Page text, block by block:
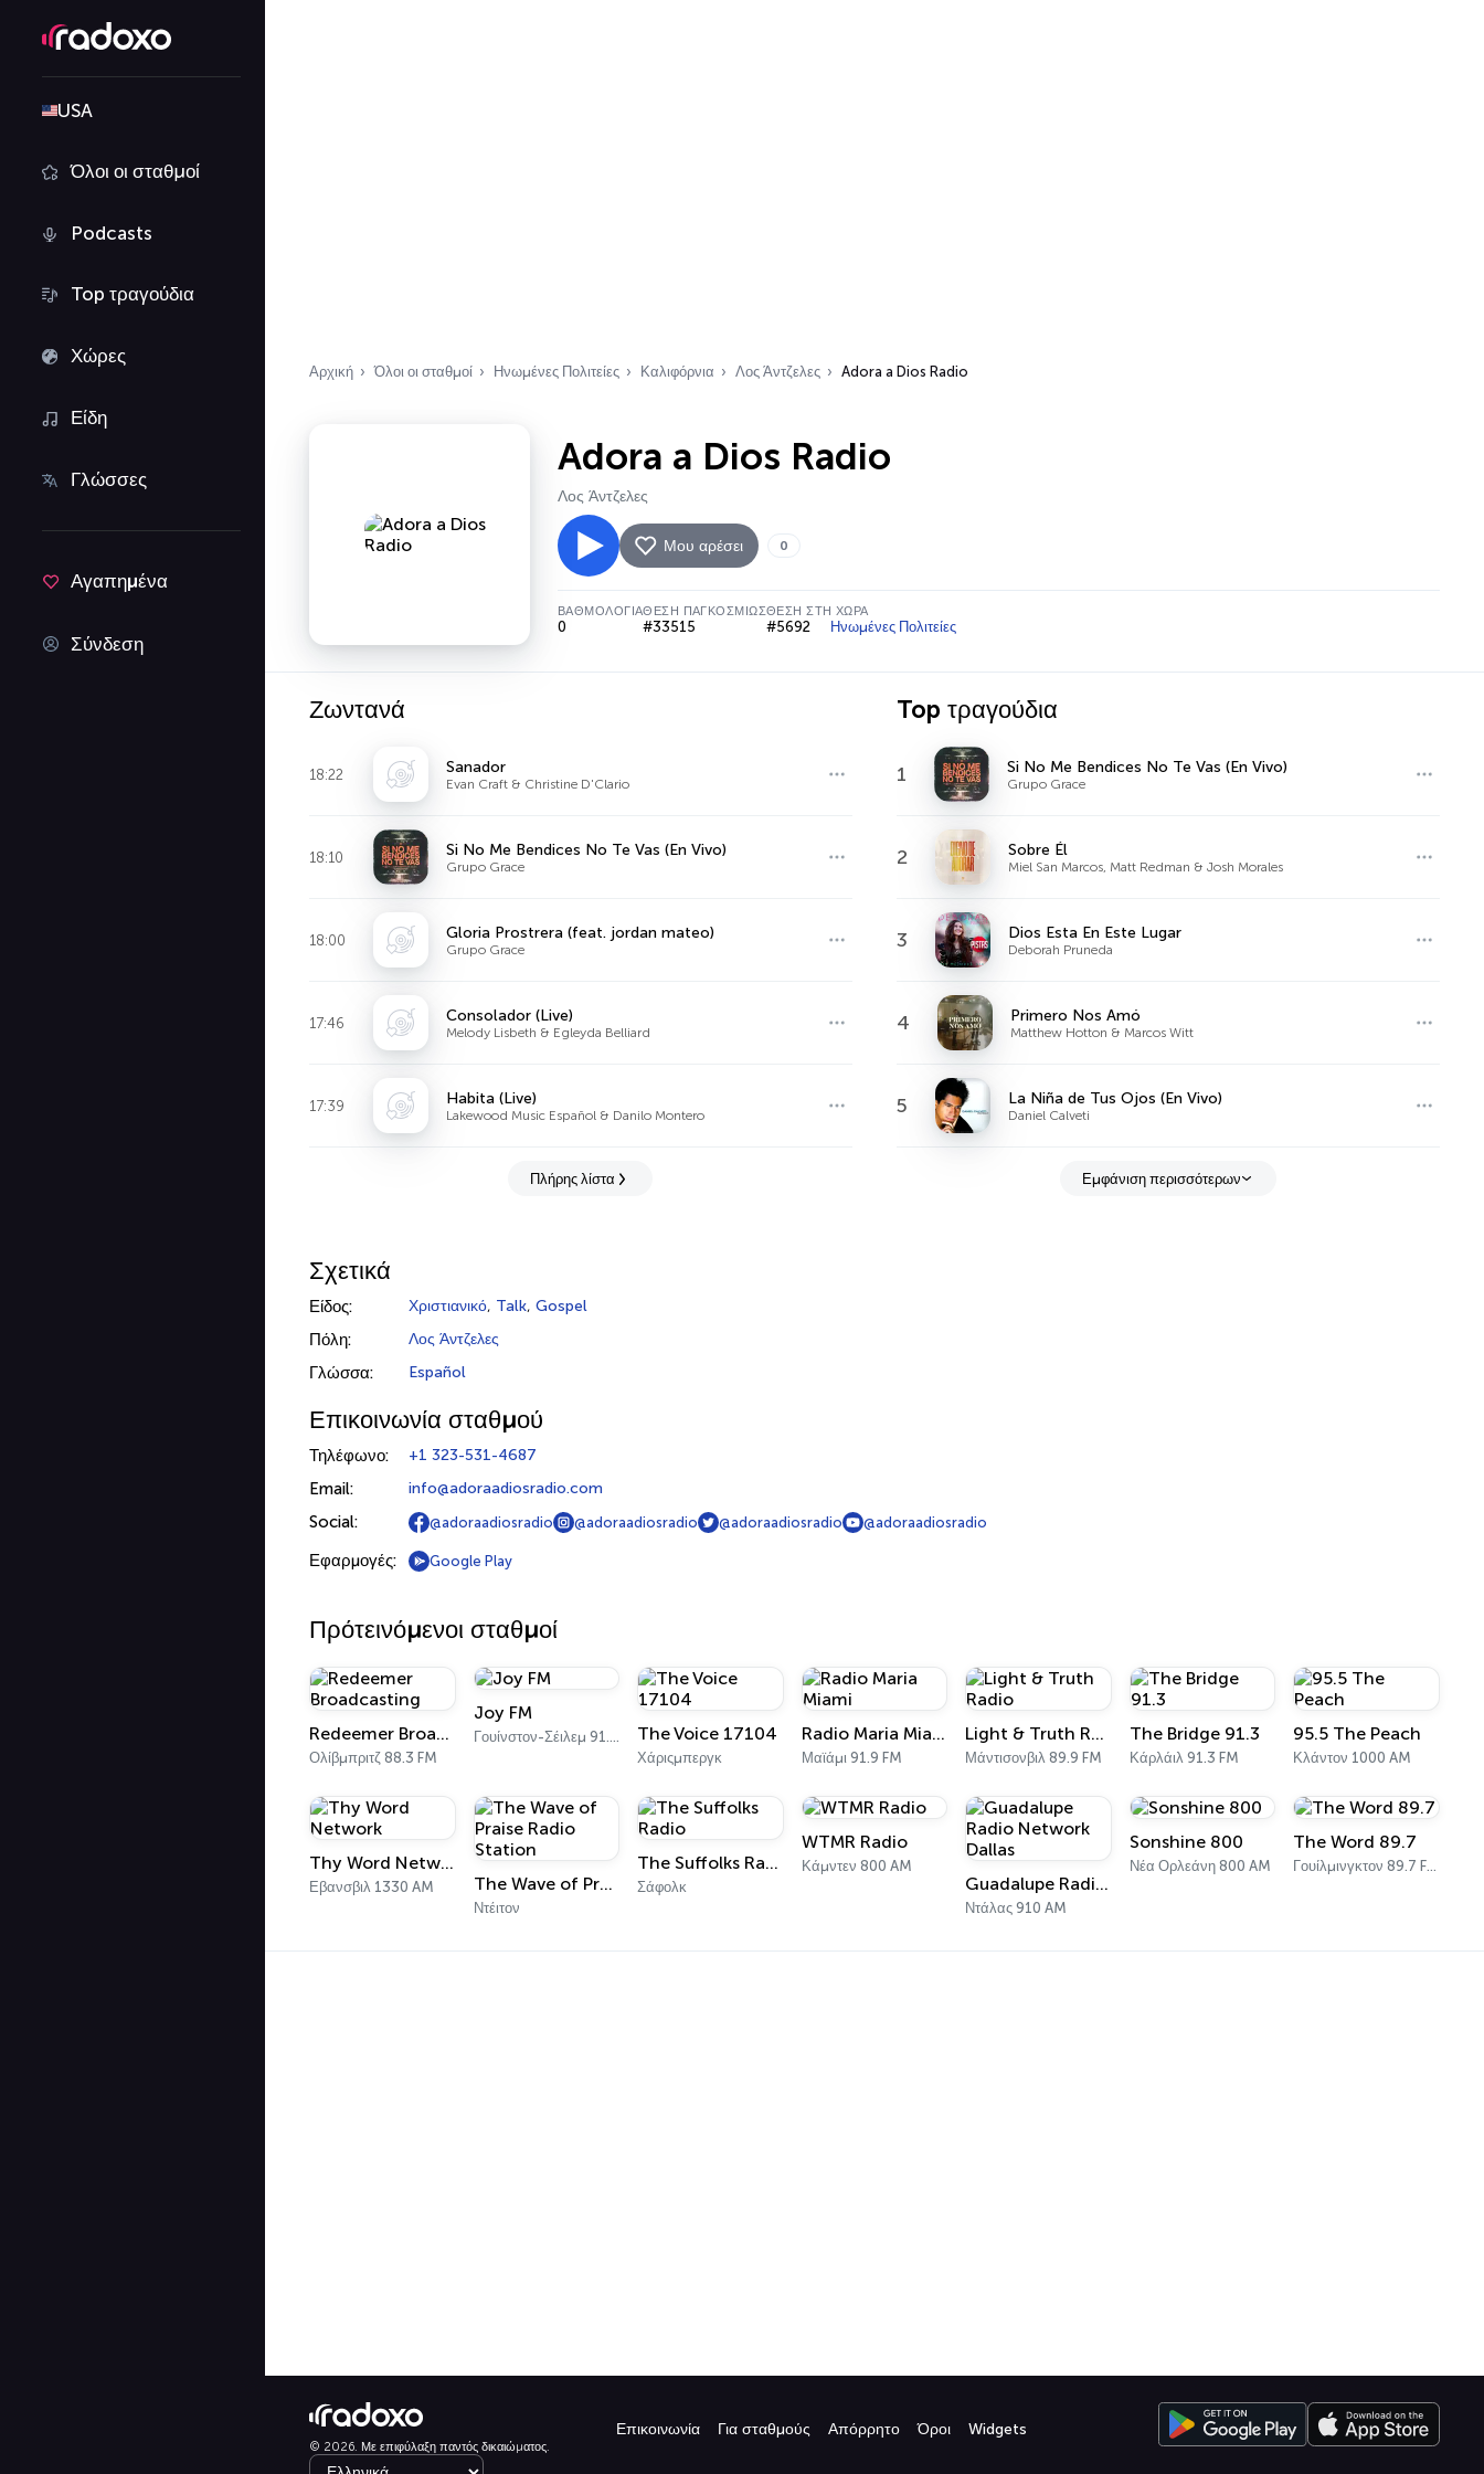
USA
Όλοι οι σταθμοί
Podcasts
Top τραγούδια
Χώρες
Είδη
Γλώσσες
Αγαπημένα
Σύνδεση
Αρχική Όλοι οι σταθμοί Ηνωμένες Πολιτείες Καλιφόρνια Λος Άντζελες Adora a Dios Radio
Adora a Dios Radio
Λος Άντζελες
Μου αρέσει 0
ΒΑΘΜΟΛΟΓΊΑ
0
ΘΈΣΗ ΠΑΓΚΟΣΜΊΩΣ
#33515
ΘΈΣΗ ΣΤΗ ΧΏΡΑ
#5692 Ηνωμένες Πολιτείες
Ζωντανά
18:22 Sanador
Evan Craft & Christine D'Clario
18:10 Si No Me Bendices No Te Vas (En Vivo)
Grupo Grace
18:00 Gloria Prostrera (feat. jordan mateo)
Grupo Grace
17:46 Consolador (Live)
Melody Lisbeth & Egleyda Belliard
17:39 Habita (Live)
Lakewood Music Español & Danilo Montero
Πλήρης λίστα
Top τραγούδια
1 Si No Me Bendices No Te Vas (En Vivo)
Grupo Grace
2 Sobre Él
Miel San Marcos, Matt Redman & Josh Morales
3 Dios Esta En Este Lugar
Deborah Pruneda
4 Primero Nos Amó
Matthew Hotton & Marcos Witt
5 La Niña de Tus Ojos (En Vivo)
Daniel Calveti
Εμφάνιση περισσότερων
Σχετικά
Είδος: Χριστιανικό, Talk, Gospel
Πόλη: Λος Άντζελες
Γλώσσα: Español
Επικοινωνία σταθμού
Τηλέφωνο: +1 323-531-4687
Email: info@adoraadiosradio.com
Social: @adoraadiosradio @adoraadiosradio @adoraadiosradio @adoraadiosradio
Εφαρμογές: Google Play
Πρότεινόμενοι σταθμοί
Redeemer Broadcasting
Ολίβμπριτζ 88.3 FM
Joy FM
Γουίνστον-Σέιλεμ 91.3 FM The Voice 17104
Χάριςμπεργκ
Radio Maria Miami
Μαϊάμι 91.9 FM
Light & Truth Radio
Μάντισονβιλ 89.9 FM
The Bridge 91.3
Κάρλάιλ 91.3 FM
95.5 The Peach
Κλάντον 1000 AM
Thy Word Network
Εβανσβιλ 1330 AM The Wave of Praise Radio Station
Ντέιτον
The Suffolks Radio
Σάφολκ
WTMR Radio
Κάμντεν 800 AM
Guadalupe Radio Network Dallas
Ντάλας 910 AM
Sonshine 800
Νέα Ορλεάνη 800 AM
The Word 89.7
Γουίλμινγκτον 89.7 FM
© 2026. Με επιφύλαξη παντός δικαιώματος.
Επικοινωνία Για σταθμούς Απόρρητο Όροι Widgets
Select language